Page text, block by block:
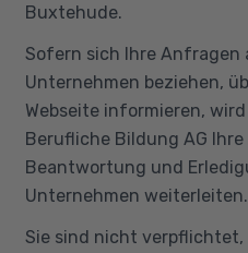
Buxtehude.
Sofern sich Ihre Anfragen
Unternehmen beziehen,
Webseite informieren,
Berufliche Bildung AG
Beantwortung und
Unternehmen weiterleiten.
Sie sind nicht verpflichtet,